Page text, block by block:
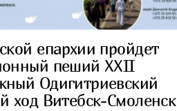
епархии пройдет
пеший XXII
Одигитриевский
ход Витебск-Смоленск